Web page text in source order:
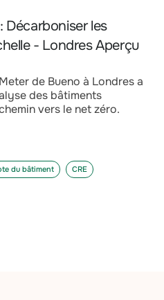
les
- Londres Aperçu
de Bueno à Londres a
des bâtiments
vers le net zéro.
du bâtiment CRE